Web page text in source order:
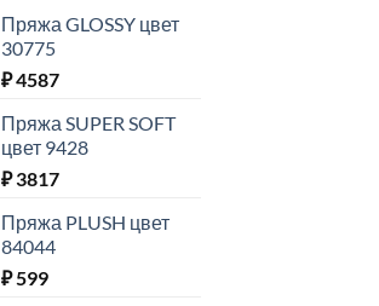
Пряжа GLOSSY цвет
30775
₽4587
Пряжа SUPER SOFT
цвет 9428
₽3817
Пряжа PLUSH цвет
84044
₽599